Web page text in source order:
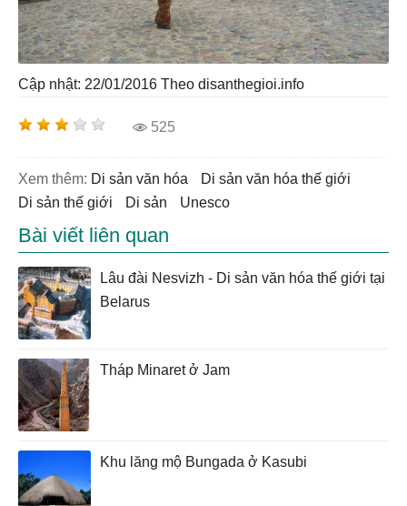
Cập nhật: 22/01/2016 Theo disanthegioi.info
525
Xem thêm: di sản văn hóa
di sản văn hóa thế giới
di sản thế giới
di sản unesco
Bài viết liên quan
Lâu đài Nesvizh - Di sản văn hóa thế giới tại
Belarus
Tháp Minaret ở Jam
Khu lăng mộ Bungada ở Kasubi